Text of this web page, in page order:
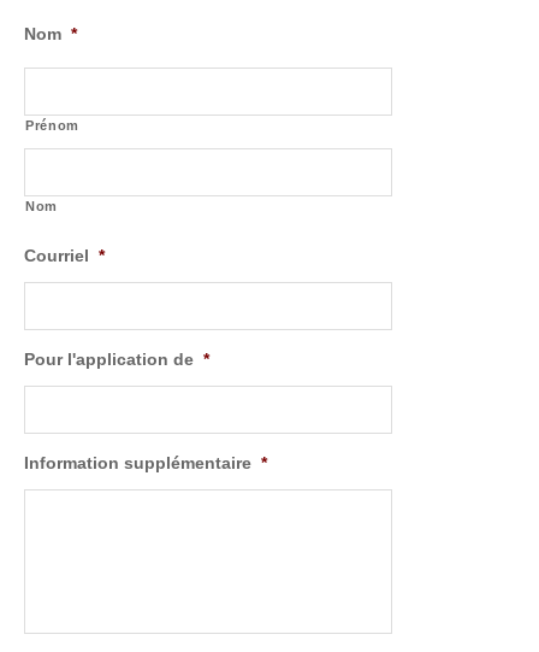
Nom *
Prénom
Nom
Courriel *
Pour l'application de *
Information supplémentaire *